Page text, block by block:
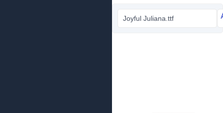
Joyful Juliana.ttf